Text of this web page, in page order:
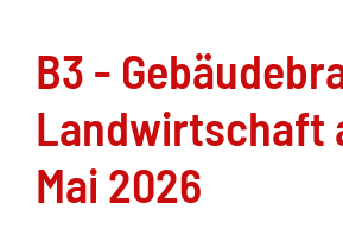
B3 -
Landwirtschaft
Mai 2026